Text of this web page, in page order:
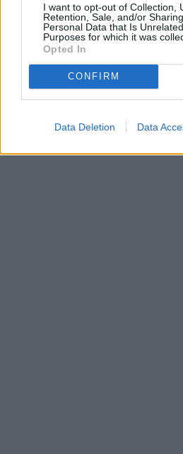
I want to opt-out of Collection,
Retention, Sale, and/or
Personal Data that Is
Purposes for which it was
Opted In
CONFIRM
Data Deletion Data